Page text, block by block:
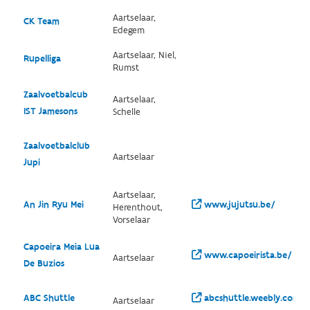
CK Team
Aartselaar,
Edegem
Rupelliga
Aartselaar, Niel,
Rumst
Zaalvoetbalcub
IST Jamesons
Aartselaar,
Schelle
Zaalvoetbalclub
Jupi
Aartselaar
An Jin Ryu Mei
Aartselaar,
Herenthout,
Vorselaar
www.jujutsu.be/
Capoeira Meia Lua
De Buzios
Aartselaar www.capoeirista.be/
ABC Shuttle Aartselaar abcshuttle.weebly.com/